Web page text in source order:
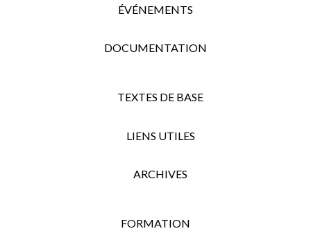
ÉVÉNEMENTS
DOCUMENTATION
TEXTES DE BASE
LIENS UTILES
ARCHIVES
FORMATION